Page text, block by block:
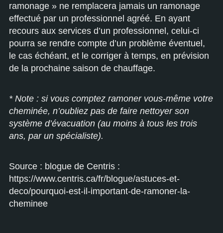
ramonage » ne remplacera jamais un ramonage
effectué par un professionnel agréé. En ayant
recours aux services d’un professionnel, celui-ci
pourra se rendre compte d’un problème éventuel,
le cas échéant, et le corriger à temps, en prévision
de la prochaine saison de chauffage.
* Note : si vous comptez ramoner vous-même votre
cheminée, n’oubliez pas de faire nettoyer son
système d’évacuation (au moins à tous les trois
ans, par un spécialiste).
Source : blogue de Centris :
https://www.centris.ca/fr/blogue/astuces-et-
deco/pourquoi-est-il-important-de-ramoner-la-
cheminee